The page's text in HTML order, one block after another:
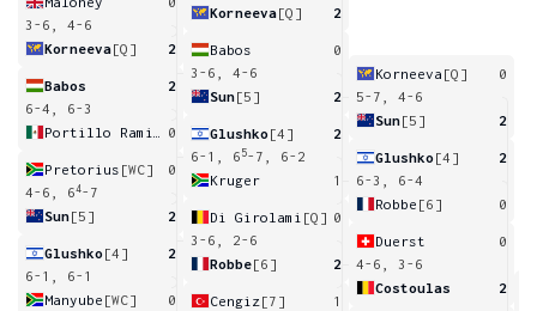
3-6, 4-6
Korneeva[Q] 2
Babos
2
6-4, 6-3
0
Pretorius [WC]
0
4-6, 64-7
Sun[5] 2
Glushko [4]
2
6-1, 6-1
Manyube [WC] 0
Korneeva[Q] 2
Babos
0
3-6, 4-6
Sun[5] 2
Glushko [4]
2
6-1, 6 5-7, 6-2
Kruger
1
Di Girolami [Q] 0
3-6, 2-6
Robbe[6] 2
Cengiz [7]
1
Korneeva [Q]
0
5-7, 4-6
Sun[5] 2
Glushko [4]
2
6-3, 6-4
Robbe [6] 0
Duerst
0
4-6, 3-6
Costoulas
2